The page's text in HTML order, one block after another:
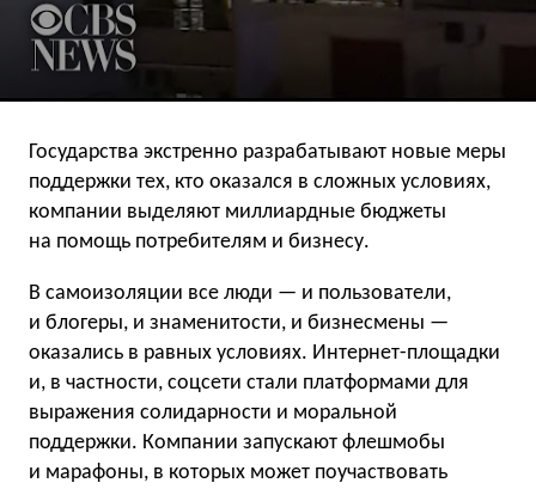
Государства экстренно разрабатывают новые меры
поддержки тех, кто оказался в сложных условиях,
компании выделяют миллиардные бюджеты
на помощь потребителям и бизнесу.
В самоизоляции все люди — и пользователи,
и блогеры, и знаменитости, и бизнесмены —
оказались в равных условиях. Интернет-площадки
и, в частности, соцсети стали платформами для
выражения солидарности и моральной
поддержки. Компании запускают флешмобы
и марафоны, в которых может поучаствовать